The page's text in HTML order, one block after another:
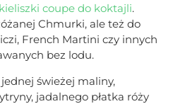
kieliszki coupe do koktajli.
Chmurki, ale też do
French Martini czy innych
bez lodu.
świeżej maliny,
jadalnego płatka róży